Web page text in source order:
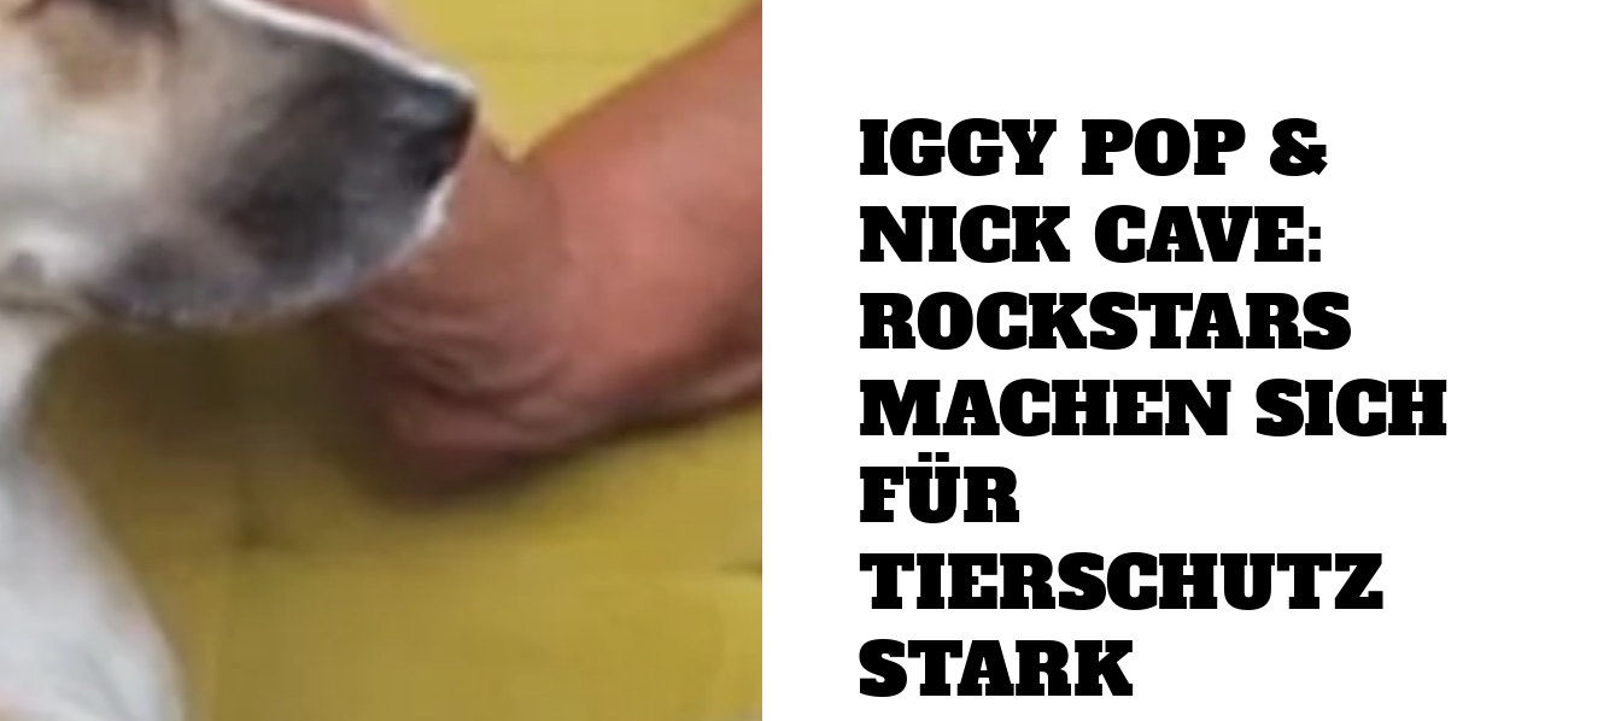
IGGY POP &
NICK CAVE:
ROCKSTARS
MACHEN SICH
FÜR
TIERSCHUTZ
STARK